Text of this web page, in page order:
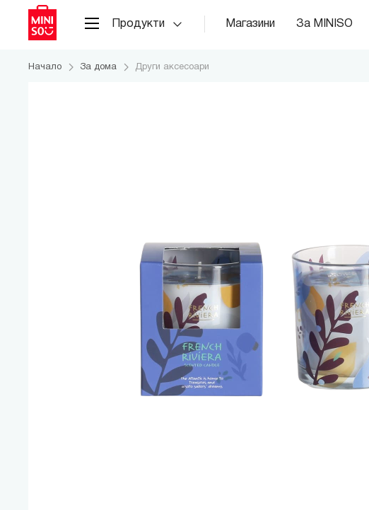
Продукти Магазини За MINISO
Начало За дома Други аксесоари